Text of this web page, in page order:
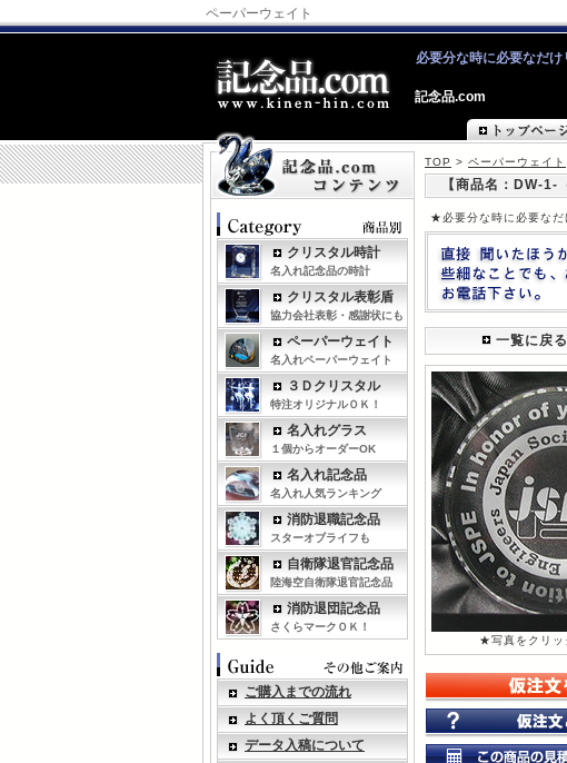
ペーパーウェイト
必要分な時に必要なだけ
記念品.com
TOP > ペーパーウェイト
【商品名：DW-1-
★必要分な時に必要なだ
一覧に戻る
★写真をクリッ
クリスタル時計
名入れ記念品の時計
クリスタル表彰盾
協力会社表彰・感謝状にも
ペーパーウェイト
名入れペーパーウェイト
３Ｄクリスタル
特注オリジナルＯＫ！
名入れグラス
１個からオーダーOK
名入れ記念品
名入れ人気ランキング
消防退職記念品
スターオブライフも
自衛隊退官記念品
陸海空自衛隊退官記念品
消防退団記念品
さくらマークＯＫ！
ご購入までの流れ
よく頂くご質問
データ入稿について